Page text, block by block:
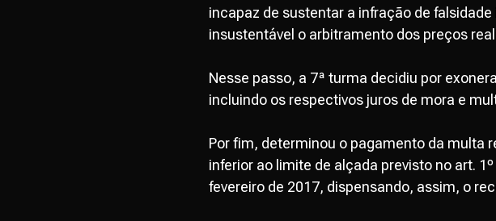
incapaz de sustentar a infração de
insustentável o arbitramento dos preços
Nesse passo, a 7ª turma decidiu por
incluindo os respectivos juros de mora e
Por fim, determinou o pagamento da multa
inferior ao limite de alçada previsto no art.
fevereiro de 2017, dispensando, assim, o